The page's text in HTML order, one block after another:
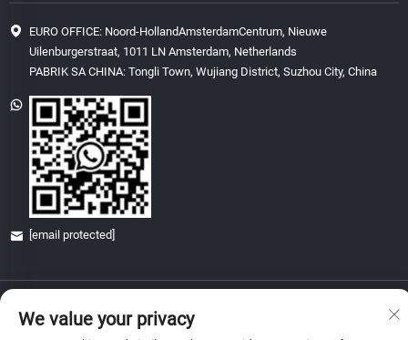
EURO OFFICE: Noord-HollandAmsterdamCentrum, Nieuwe
Uilenburgerstraat, 1011 LN Amsterdam, Netherlands
PABRIK SA CHINA: Tongli Town, Wujiang District, Suzhou City, China
[email protected]
Lahat ng karapatan ay nakareserba.
We value your privacy